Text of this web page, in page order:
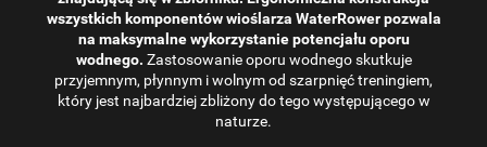
wszystkich komponentów wioślarza WaterRower pozwala
na maksymalne wykorzystanie potencjału oporu
wodnego. Zastosowanie oporu wodnego skutkuje
przyjemnym, płynnym i wolnym od szarpnięć treningiem,
który jest najbardziej zbliżony do tego występującego w
naturze.